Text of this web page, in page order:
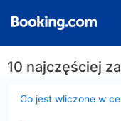
10 najczęściej
Co jest wliczone w